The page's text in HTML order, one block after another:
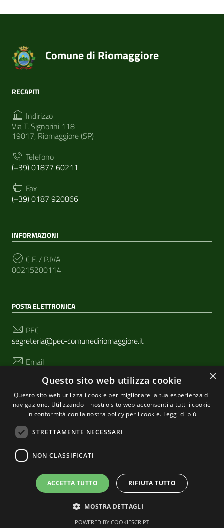
Comune di Riomaggiore
RECAPITI
Indirizzo
Via T. Signorini 118
19017, Riomaggiore (SP)
Telefono
(+39) 01877 60211
Fax
(+39) 0187 920866
INFORMAZIONI
C.F. / P.IVA
00215200114
POSTA ELETTRONICA
PEC
segreteria@pec-comunediriomaggiore.it
Email
SEGUICI SU
Sezione Link Utili
Privacy | Cookie policy | Realizzato con
Tema grafico ItaliaWP2 | Basato sul Prototipo per siti
PA di AgID
×
Questo sito web utilizza cookie
Questo sito web utilizza i cookie per migliorare la tua esperienza di
navigazione. Utilizzando il nostro sito web acconsenti a tutti i cookie
in conformità con la nostra policy per i cookie. Leggi di più
STRETTAMENTE NECESSARI
NON CLASSIFICATI
ACCETTA TUTTO RIFIUTA TUTTO
MOSTRA DETTAGLI
POWERED BY COOKIESCRIPT